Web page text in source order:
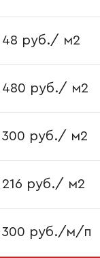
48 руб./ м2
480 руб./ м2
300 руб./ м2
216 руб./ м2
300 руб./м/п